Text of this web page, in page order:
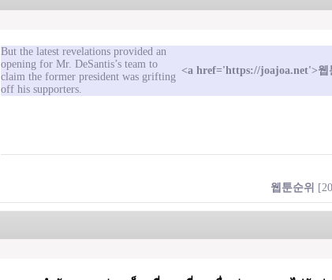
But the latest revelations provided an
opening for Mr. DeSantis’s team to
claim the former president was grifting
off his supporters.
<a href='https://joajoa.net'>웹
웹툰순위